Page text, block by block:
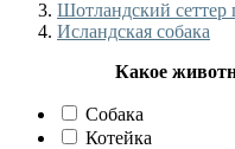
Шотландский сеттер
Исландская собака
Какое
Собака
Котейка